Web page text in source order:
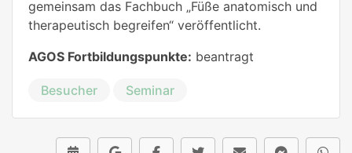
gemeinsam das Fachbuch „Füße anatomisch und
therapeutisch begreifen“ veröffentlicht.
AGOS Fortbildungspunkte: beantragt
Besucher Seminar